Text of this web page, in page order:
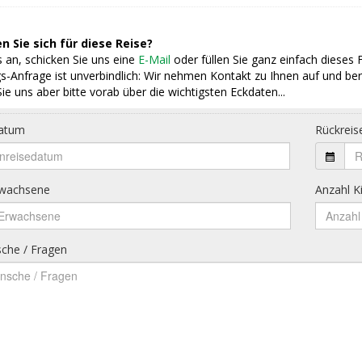
Sie sich für diese Reise?
an, schicken Sie uns eine E-Mail oder füllen Sie ganz einfach dieses
Anfrage ist unverbindlich: Wir nehmen Kontakt zu Ihnen auf und
uns aber bitte vorab über die wichtigsten Eckdaten...